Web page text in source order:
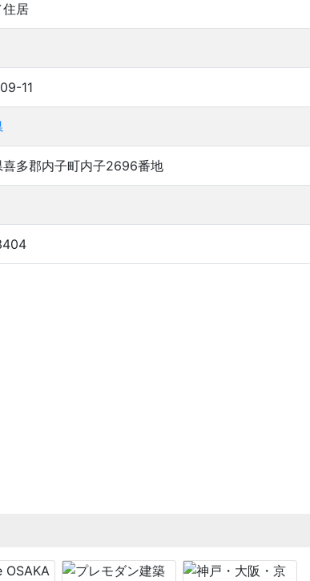
住居
11
喜多郡内子町内子2696番地